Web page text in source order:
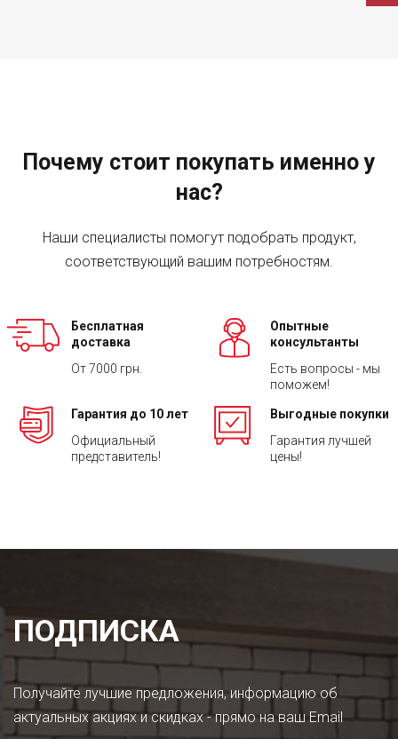
Почему стоит покупать именно у
нас?
Наши специалисты помогут подобрать продукт,
соответствующий вашим потребностям.
Бесплатная
доставка
От 7000 грн.
Опытные
консультанты
Есть вопросы - мы
поможем!
Гарантия до 10 лет
Официальный
представитель!
Выгодные покупки
Гарантия лучшей
цены!
ПОДПИСКА
Получайте лучшие предложения, информацию об
актуальных акциях и скидках - прямо на ваш Email